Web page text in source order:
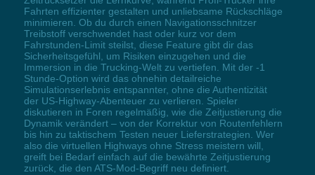
Fahrten effizienter gestalten und unliebsame Rückschläge
minimieren. Ob du durch einen Navigationsschnitzer
Treibstoff verschwendet hast oder kurz vor dem
Fahrstunden-Limit steilst, diese Feature gibt dir das
Sicherheitsgefühl, um Risiken einzugehen und die
Immersion in die Trucking-Welt zu vertiefen. Mit der -1
Stunde-Option wird das ohnehin detailreiche
Simulationserlebnis entspannter, ohne die Authentizität
der US-Highway-Abenteuer zu verlieren. Spieler
diskutieren in Foren regelmäßig, wie die Zeitjustierung die
Dynamik verändert – von der Korrektur von Routenfehlern
bis hin zu taktischem Testen neuer Lieferstrategien. Wer
also die virtuellen Highways ohne Stress meistern will,
greift bei Bedarf einfach auf die bewährte Zeitjustierung
zurück, die den ATS-Mod-Begriff neu definiert.